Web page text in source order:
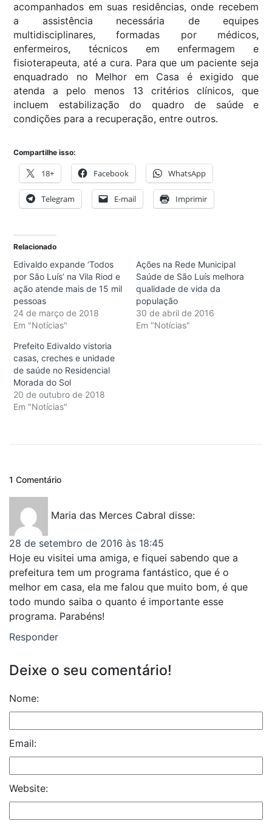
acompanhados em suas residências, onde recebem
a assistência necessária de equipes
multidisciplinares, formadas por médicos,
enfermeiros, técnicos em enfermagem e
fisioterapeuta, até a cura. Para que um paciente seja
enquadrado no Melhor em Casa é exigido que
atenda a pelo menos 13 critérios clínicos, que
incluem estabilização do quadro de saúde e
condições para a recuperação, entre outros.
Compartilhe isso:
18+ Facebook WhatsApp
Telegram E-mail Imprimir
Relacionado
Edivaldo expande ‘Todos
por São Luís’ na Vila Riod e
ação atende mais de 15 mil
pessoas
24 de março de 2018
Em "Notícias"
Ações na Rede Municipal
Saúde de São Luís melhora
qualidade de vida da
população
30 de abril de 2016
Em "Notícias"
Prefeito Edivaldo vistoria
casas, creches e unidade
de saúde no Residencial
Morada do Sol
20 de outubro de 2018
Em "Notícias"
1 Comentário
Maria das Merces Cabral disse:
28 de setembro de 2016 às 18:45
Hoje eu visitei uma amiga, e fiquei sabendo que a
prefeitura tem um programa fantástico, que é o
melhor em casa, ela me falou que muito bom, é que
todo mundo saiba o quanto é importante esse
programa. Parabéns!
Responder
Deixe o seu comentário!
Nome:
Email:
Website: